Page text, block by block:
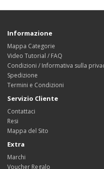
Informazione
Mappa Categorie
Video Tutorial / FAQ
Condizioni / Informativa sulla
Spedizione
Termini e Condizioni
Servizio Cliente
Contattaci
Resi
Mappa del Sito
Extra
Marchi
Voucher Regalo